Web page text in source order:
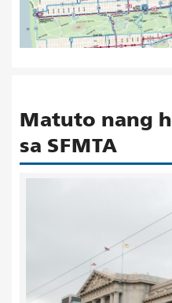
Matuto nang
sa SFMTA